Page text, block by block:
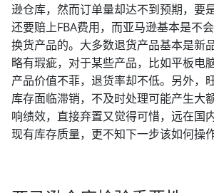
逊仓库，然而订单量却达不到预期，要
还要赔上FBA费用，而亚马逊基本是不
换货产品的。大多数退货产品基本是新
略有瑕疵，对于某些产品，比如平板电
产品价值不菲，退货率却不低。另外，
库存面临滞销，不及时处理可能产生大
响绩效，直接弃置又觉得可惜，远在国
现有库存质量，更不知下一步该如何操作